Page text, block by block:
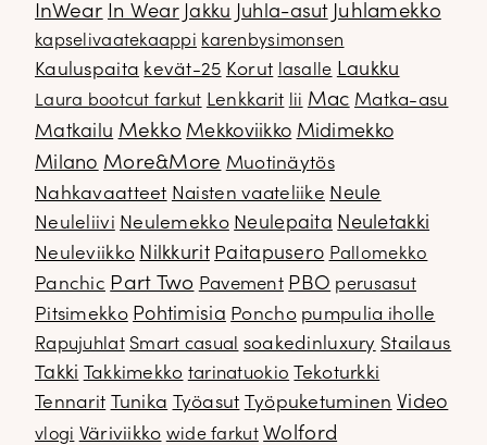
InWear In Wear Jakku Juhla-asut Juhlamekko
kapselivaatekaappi karenbysimonsen
Kauluspaita kevät-25 Korut lasalle Laukku
Laura bootcut farkut Lenkkarit lii Mac Matka-asu
Matkailu Mekko Mekkoviikko Midimekko
Milano More&More Muotinäytös
Nahkavaatteet Naisten vaateliike Neule
Neuleliivi Neulemekko Neulepaita Neuletakki
Neuleviikko Nilkkurit Paitapusero Pallomekko
Panchic Part Two Pavement PBO perusasut
Pitsimekko Pohtimisia Poncho pumpulia iholle
Rapujuhlat Smart casual soakedinluxury Stailaus
Takki
Takkimekko tarinatuokio
Tekoturkki
Tennarit
Tunika Työasut Työpuketuminen Video
vlogi Väriviikko wide farkut Wolford